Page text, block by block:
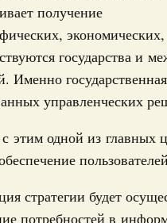
получение
государства и
Именно
управленческих
этим одной из главных
стратегии будет
потребностей в
отношения с зарубежными
рабочую
и
туризм